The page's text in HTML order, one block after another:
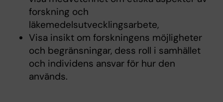
forskning och
läkemedelsutvecklingsarbete,
Visa insikt om forskningens möjligheter
och begränsningar, dess roll i samhället
och individens ansvar för hur den
används.